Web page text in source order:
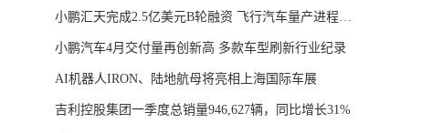
小鹏汇天完成2.5亿美元B轮融资 飞行汽车量产进程加速
小鹏汽车4月交付量再创新高 多款车型刷新行业纪录
AI机器人IRON、陆地航母将亮相上海国际车展
吉利控股集团一季度总销量946,627辆，同比增长31%